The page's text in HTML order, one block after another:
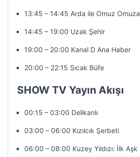
13:45 – 14:45 Arda ile Omuz Omuza
14:45 – 19:00 Uzak Şehir
19:00 – 20:00 Kanal D Ana Haber
20:00 – 22:15 Sıcak Büfe
SHOW TV Yayın Akışı
00:15 – 03:00 Delikanlı
03:00 – 06:00 Kızılcık Şerbeti
06:00 – 08:00 Kuzey Yıldızı: İlk Aşk